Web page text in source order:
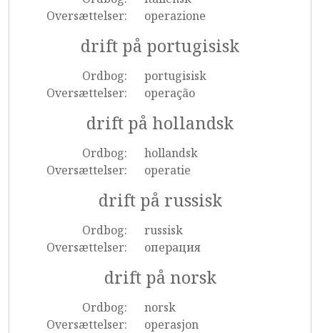
Oversættelser:
operazione
drift på portugisisk
Ordbog:
portugisisk
Oversættelser:
operação
drift på hollandsk
Ordbog:
hollandsk
Oversættelser:
operatie
drift på russisk
Ordbog:
russisk
Oversættelser:
операция
drift på norsk
Ordbog:
norsk
Oversættelser:
operasjon